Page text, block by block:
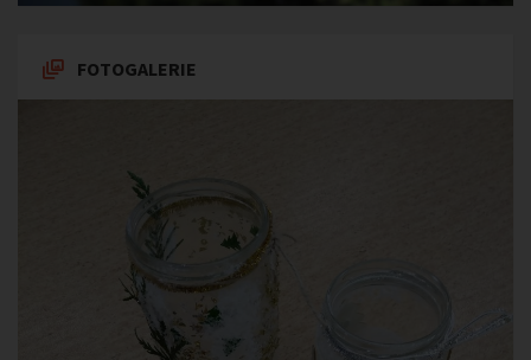
FOTOGALERIE